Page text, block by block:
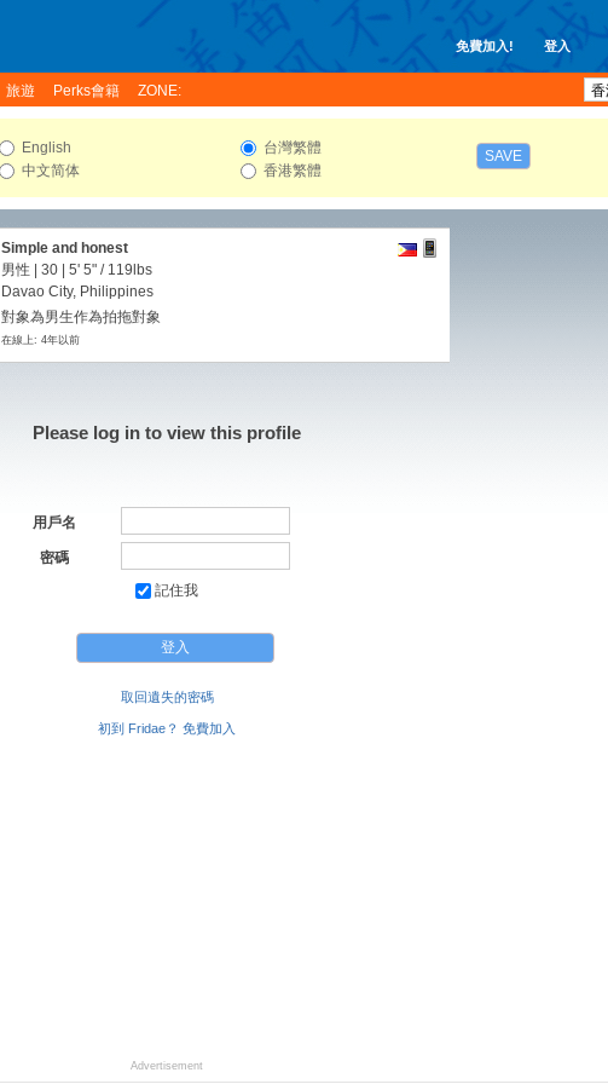
免費加入! 登入
旅遊 Perks會籍 ZONE:
English
中文简体
台灣繁體
香港繁體
SAVE
Simple and honest
男性 | 30 | 5' 5" / 119lbs
Davao City, Philippines
對象為男生作為拍拖對象
在線上: 4年以前
Please log in to view this profile
用戶名
密碼
記住我
取回遺失的密碼
初到 Fridae？ 免費加入
Advertisement